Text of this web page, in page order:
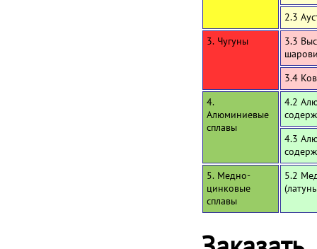
2.3
3. Чугуны
3.3
3.4
4.
Алюминиевые
сплавы
4.2
4.3
5. Медно-
цинковые
сплавы
5.2